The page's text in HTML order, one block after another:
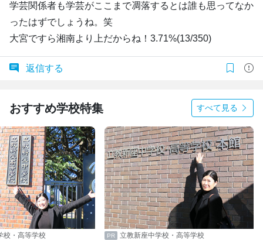
学芸関係者も学芸がここまで凋落するとは誰も思ってなか
ったはずでしょうね。笑
大宮ですら湘南より上だからね！3.71%(13/350)
返信する
おすすめ学校特集 すべて見る
校・高等学校 立教新座中学校・高等学校